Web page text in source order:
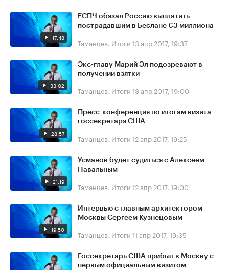
17:48
ЕСПЧ обязал Россию выплатить
пострадавшим в Беслане €3 миллиона
Таманцев. Итоги 13 апр 2017, 19:37
33:02
Экс-главу Марий Эл подозревают в
получении взятки
Таманцев. Итоги 13 апр 2017, 19:00
28:57
Пресс-конференция по итогам визита
госсекретаря США
Таманцев. Итоги 12 апр 2017, 19:25
21:19
Усманов будет судиться с Алексеем
Навальным
Таманцев. Итоги 12 апр 2017, 19:00
19:50
Интервью с главным архитектором
Москвы Сергеем Кузнецовым
Таманцев. Итоги 11 апр 2017, 19:35
Госсекретарь США прибыл в Москву с
первым официальным визитом